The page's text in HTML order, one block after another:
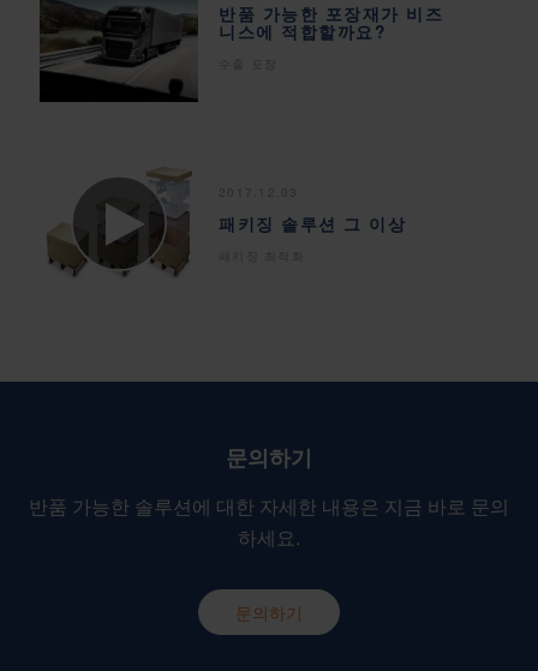
반품 가능한 포장재가 비즈
니스에 적합할까요?
패키징 솔루션 그 이상
2017.12.03
문의하기
반품 가능한 솔루션에 대한 자세한 내용은 지금 바로 문의
하세요.
문의하기